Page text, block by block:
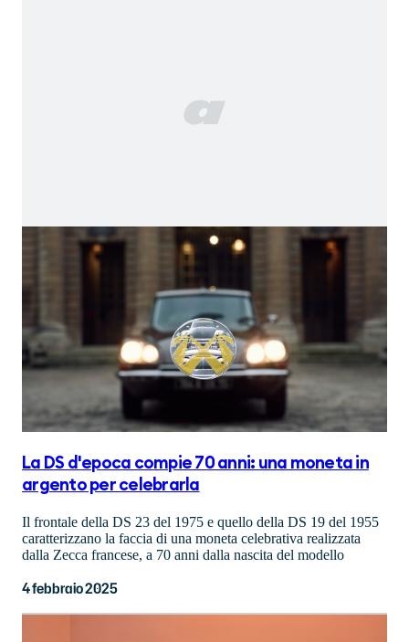
La DS d'epoca compie 70 anni: una moneta in
argento per celebrarla
Il frontale della DS 23 del 1975 e quello della DS 19 del 1955
caratterizzano la faccia di una moneta celebrativa realizzata
dalla Zecca francese, a 70 anni dalla nascita del modello
4 febbraio 2025